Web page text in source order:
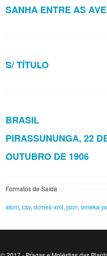
SANHA ENTRE AS
S/ TÍTULO
BRASIL
PIRASSUNUNGA, 22
OUTUBRO DE 1906
Formatos de Saída
atom, csv, dcmes-xml, json, omeka-